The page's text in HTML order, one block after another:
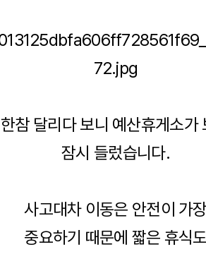
한참 달리다 보니 예산휴게소가
잠시 들렀습니다.
사고대차 이동은 안전이 가
중요하기 때문에 짧은 휴식